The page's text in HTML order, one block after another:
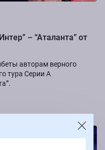
– “Аталанта” от
авторам верного
тура Серии А